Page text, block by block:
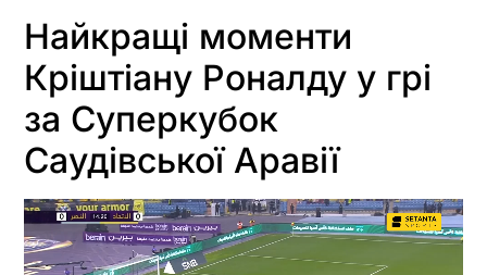
Найкращі моменти
Кріштіану Роналду у грі
за Суперкубок
Саудівської Аравії